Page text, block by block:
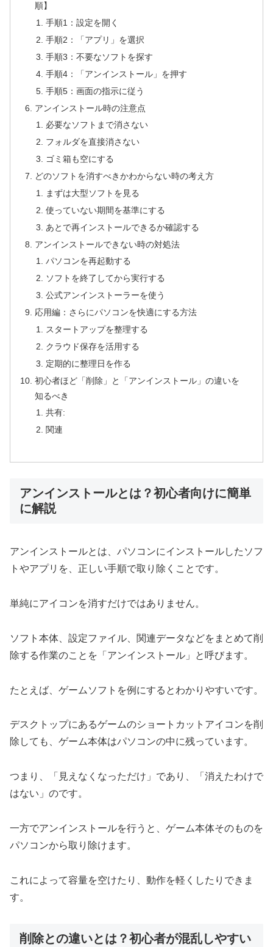
順】
手順1：設定を開く
手順2：「アプリ」を選択
手順3：不要なソフトを探す
手順4：「アンインストール」を押す
手順5：画面の指示に従う
アンインストール時の注意点
必要なソフトまで消さない
フォルダを直接消さない
ゴミ箱も空にする
どのソフトを消すべきかわからない時の考え方
まずは大型ソフトを見る
使っていない期間を基準にする
あとで再インストールできるか確認する
アンインストールできない時の対処法
パソコンを再起動する
ソフトを終了してから実行する
公式アンインストーラーを使う
応用編：さらにパソコンを快適にする方法
スタートアップを整理する
クラウド保存を活用する
定期的に整理日を作る
初心者ほど「削除」と「アンインストール」の違いを
知るべき
共有:
関連
アンインストールとは？初心者向けに簡単
に解説
アンインストールとは、パソコンにインストールしたソフ
トやアプリを、正しい手順で取り除くことです。
単純にアイコンを消すだけではありません。
ソフト本体、設定ファイル、関連データなどをまとめて削
除する作業のことを「アンインストール」と呼びます。
たとえば、ゲームソフトを例にするとわかりやすいです。
デスクトップにあるゲームのショートカットアイコンを削
除しても、ゲーム本体はパソコンの中に残っています。
つまり、「見えなくなっただけ」であり、「消えたわけで
はない」のです。
一方でアンインストールを行うと、ゲーム本体そのものを
パソコンから取り除けます。
これによって容量を空けたり、動作を軽くしたりできま
す。
削除との違いとは？初心者が混乱しやすい